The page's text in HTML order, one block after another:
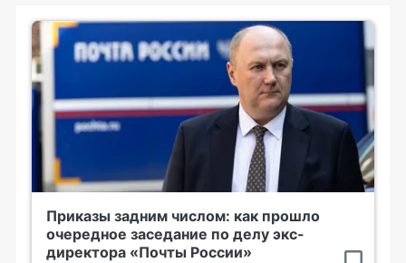
Приказы задним числом: как прошло
очередное заседание по делу экс-
директора «Почты России»